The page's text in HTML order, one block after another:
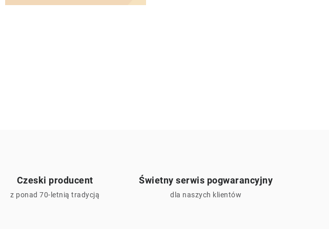
Czeski producent
z ponad 70-letnią tradycją
Świetny serwis pogwarancyjny
dla naszych klientów